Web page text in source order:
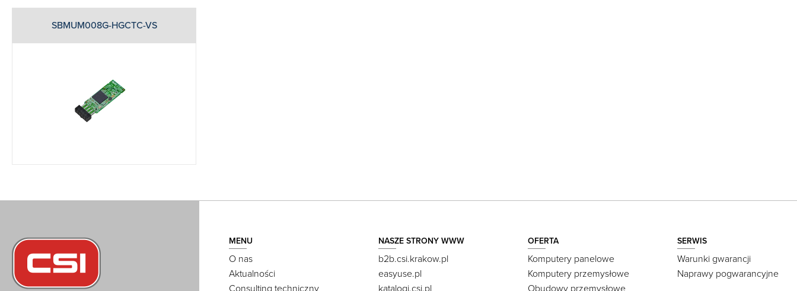
SBMUM008G-HGCTC-VS
MENU
O nas
Aktualności
Consulting techniczny
NASZE STRONY WWW
b2b.csi.krakow.pl
easyuse.pl
katalogi.csi.pl
OFERTA
Komputery panelowe
Komputery przemysłowe
Obudowy przemysłowe
SERWIS
Warunki gwarancji
Naprawy pogwarancyjne